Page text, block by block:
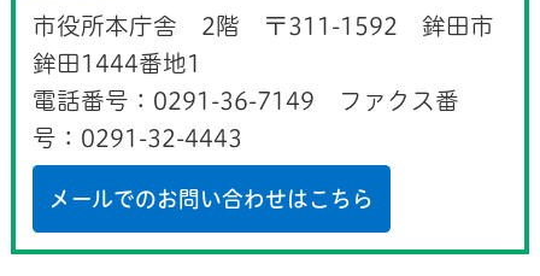
市役所本庁舎 2階 〒311-1592 鉾田市
鉾田1444番地1
電話番号：0291-36-7149 ファクス番
号：0291-32-4443
メールでのお問い合わせはこちら